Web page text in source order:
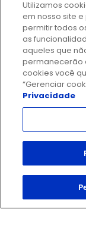
Termos de Uso
Utilizamos
em nosso site
permitir todos
as
aqueles que
permanecerão
cookies você
“Gerenciar
Privacidade